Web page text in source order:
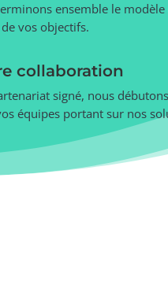
ensemble le
vos objectifs.
collaboration
signé, nous
équipes portant sur nos